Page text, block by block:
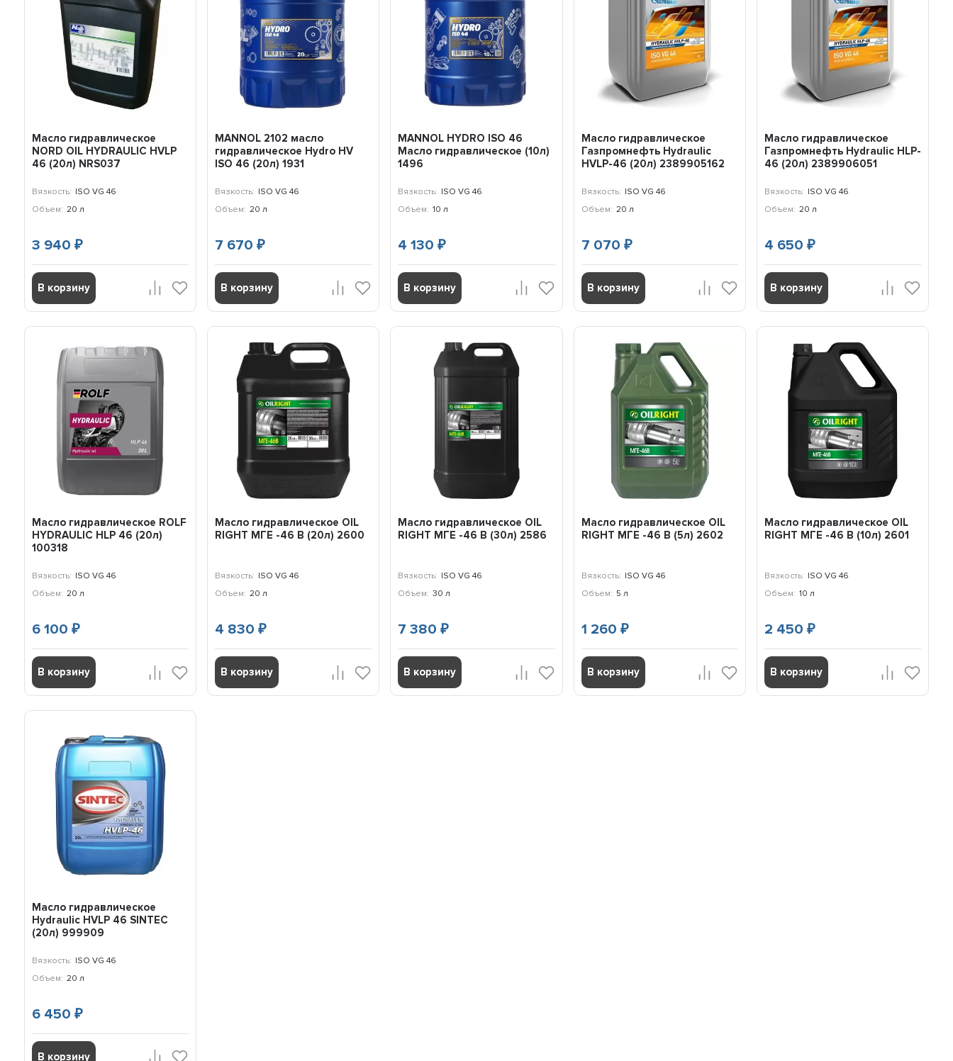
Масло гидравлическое
NORD OIL HYDRAULIC HVLP
46 (20л) NRS037
Вязкость: ISO VG 46
Объем: 20 л
3 940₽
В корзину
MANNOL 2102 масло
гидравлическое Hydro HV
ISO 46 (20л) 1931
Вязкость: ISO VG 46
Объем: 20 л
7 670₽
В корзину
MANNOL HYDRO ISO 46
Масло гидравлическое (10л)
1496
Вязкость: ISO VG 46
Объем: 10 л
4 130₽
В корзину
Масло гидравлическое
Газпромнефть Hydraulic
HVLP-46 (20л) 2389905162
Вязкость: ISO VG 46
Объем: 20 л
7 070 ₽
В корзину
Масло гидравлическое
Газпромнефть Hydraulic HLP-
46 (20л) 2389906051
Вязкость: ISO VG 46
Объем: 20 л
4 650 ₽
В корзину
Масло гидравлическое ROLF
HYDRAULIC HLP 46 (20л)
100318
Вязкость: ISO VG 46
Объем: 20 л
6 100₽
В корзину
Масло гидравлическое OIL
RIGHT МГЕ -46 В (20л) 2600
Вязкость: ISO VG 46
Объем: 20 л
4 830₽
В корзину
Масло гидравлическое OIL
RIGHT МГЕ -46 В (30л) 2586
Вязкость: ISO VG 46
Объем: 30 л
7 380₽
В корзину
Масло гидравлическое OIL
RIGHT МГЕ -46 В (5л) 2602
Вязкость: ISO VG 46
Объем: 5 л
1 260 ₽
В корзину
Масло гидравлическое OIL
RIGHT МГЕ -46 В (10л) 2601
Вязкость: ISO VG 46
Объем: 10 л
2 450 ₽
В корзину
Масло гидравлическое
Hydraulic HVLP 46 SINTEC
(20л) 999909
Вязкость: ISO VG 46
Объем: 20 л
6 450₽
В корзину